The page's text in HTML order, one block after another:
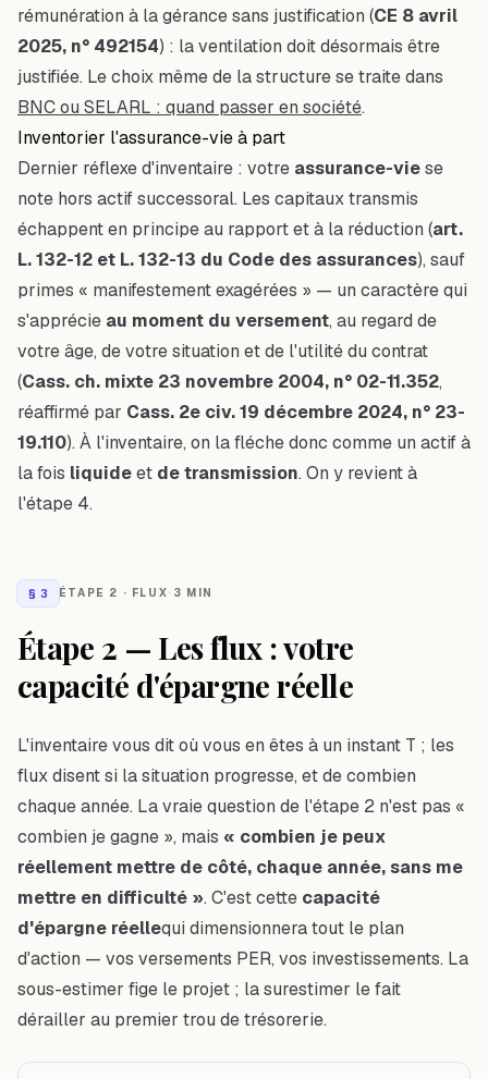
rémunération à la gérance sans justification (CE 8 avril
2025, n° 492154) : la ventilation doit désormais être
justifiée. Le choix même de la structure se traite dans
BNC ou SELARL : quand passer en société.
Inventorier l'assurance-vie à part
Dernier réflexe d'inventaire : votre assurance-viese
note hors actif successoral. Les capitaux transmis
échappent en principe au rapport et à la réduction (art.
L. 132-12 et L. 132-13 du Code des assurances), sauf
primes « manifestement exagérées » — un caractère qui
s'apprécie au moment du versement, au regard de
votre âge, de votre situation et de l'utilité du contrat
(Cass. ch. mixte 23 novembre 2004, n° 02-11.352,
réaffirmé par Cass. 2e civ. 19 décembre 2024, n° 23-
19.110). À l'inventaire, on la fléche donc comme un actif à
la fois liquideet de transmission. On y revient à
l'étape 4.
§ 3 ÉTAPE 2 · FLUX· 3 MIN
Étape 2 — Les flux : votre
capacité d'épargne réelle
L'inventaire vous dit où vous en êtes à un instant T ; les
flux disent si la situation progresse, et de combien
chaque année. La vraie question de l'étape 2 n'est pas «
combien je gagne », mais « combien je peux
réellement mettre de côté, chaque année, sans me
mettre en difficulté ». C'est cette capacité
d'épargne réellequi dimensionnera tout le plan
d'action — vos versements PER, vos investissements. La
sous-estimer fige le projet ; la surestimer le fait
dérailler au premier trou de trésorerie.